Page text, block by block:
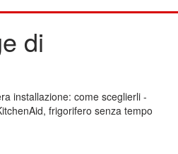
di
installazione: come sceglierli -
frigorifero senza tempo